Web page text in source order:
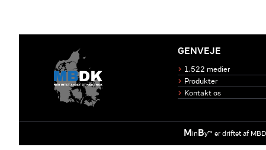
GENVEJE
1.522 medier
Produkter
Kontakt os
M in By™ er driftet af